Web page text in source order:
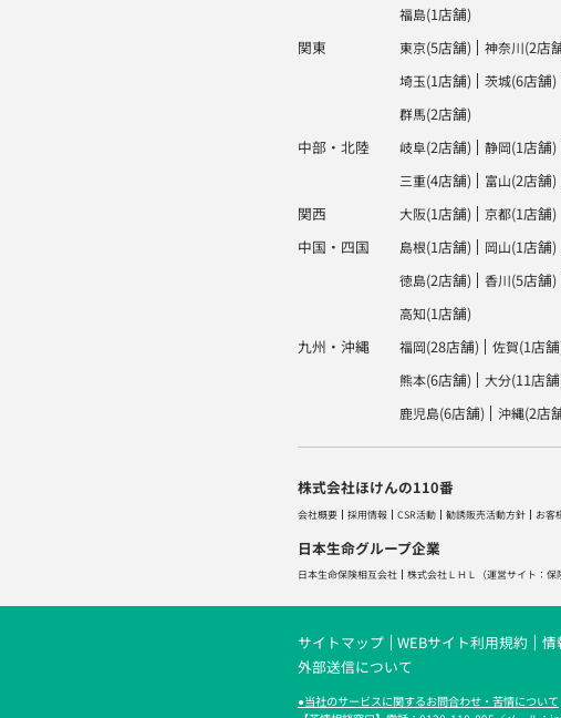
福島(1店舗)
関東
東京(5店舗) 神奈川(2店
埼玉(1店舗) 茨城(6店舗)
群馬(2店舗)
中部・北陸
岐阜(2店舗) 静岡(1店舗)
三重(4店舗) 富山(2店舗)
関西
大阪(1店舗) 京都(1店舗)
中国・四国
島根(1店舗) 岡山(1店舗)
徳島(2店舗) 香川(5店舗)
高知(1店舗)
九州・沖縄
福岡(28店舗) 佐賀(1店
熊本(6店舗) 大分(11店
鹿児島(6店舗) 沖縄(2店
株式会社ほけんの110番
会社概要 採用情報 CSR活動 勧誘販売活動方針 お客
日本生命グループ企業
日本生命保険相互会社 株式会社ＬＨＬ （運営サイト： 保
サイトマップ WEBサイト利用規約 情
外部送信について
●当社のサービスに関するお問合わせ・苦情について